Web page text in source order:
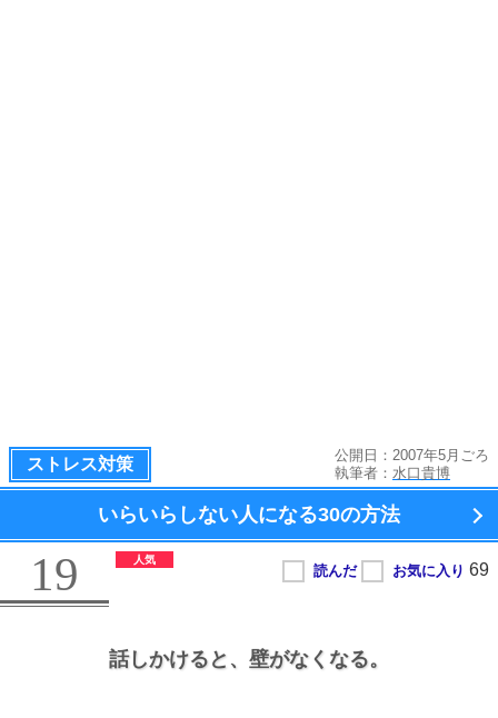
ストレス対策
公開日：2007年5月ごろ
執筆者： 水口貴博
いらいらしない人になる30の方法
19
話しかけると、 壁がなくなる。